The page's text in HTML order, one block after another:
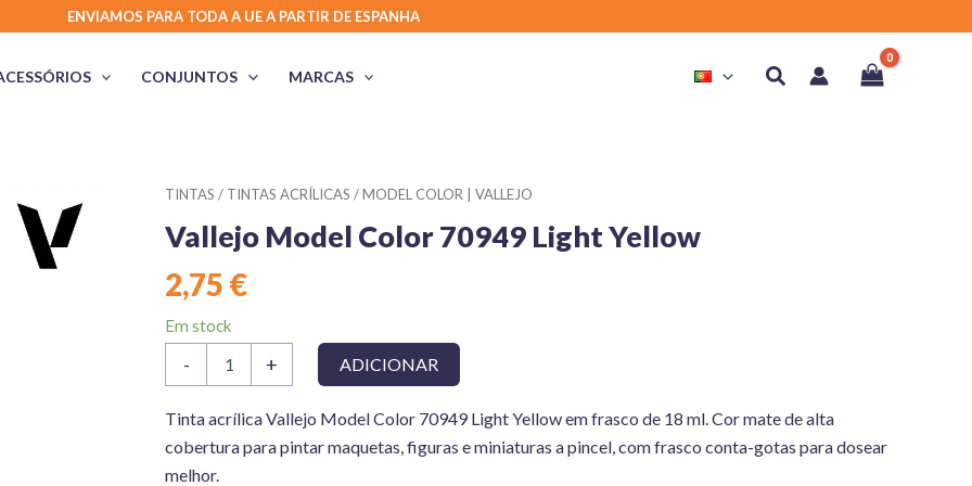
ENVIAMOS PARA TODA A UE A PARTIR DE ESPANHA
CONJUNTOS MARCAS Search
TINTAS / TINTAS ACRÍLICAS /MODEL COLOR | VALLEJO
Vallejo Model Color 70949 Light Yellow
2,75 €
Em stock
-
Model
Color
Light
+ ADICIONAR
Tinta acrílica Vallejo Model Color 70949 Light Yellow em frasco de 18 ml. Cor mate de alta
cobertura para pintar maquetas, figuras e miniaturas a pincel, com frasco conta-gotas para dosear
melhor.